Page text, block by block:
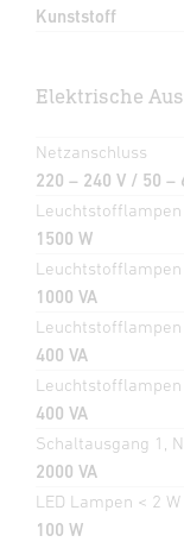
Kunststoff
Elektrische
Netzanschluss
220 – 240 V / 50 –
Leuchtstofflampen
1500 W
1000 VA
400 VA
400 VA
Schaltausgang 1,
2000 VA
LED Lampen < 2 W
100 W